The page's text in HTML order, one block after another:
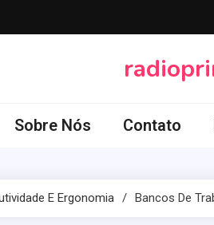
Sobre Nós Contato
E Ergonomia Bancos De